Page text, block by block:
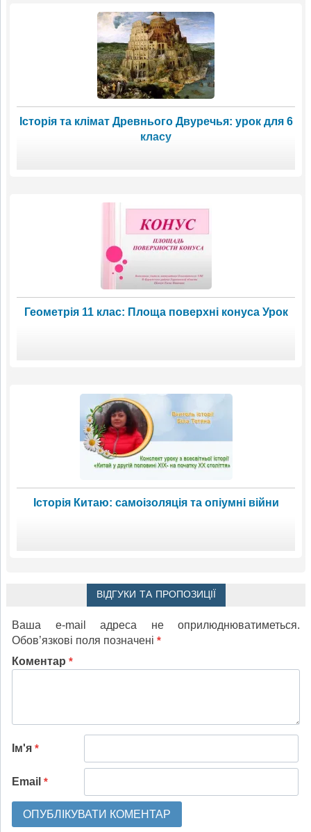
Історія та клімат Древнього Двуречья: урок для 6
класу
Геометрія 11 клас: Площа поверхні конуса Урок
Історія Китаю: самоізоляція та опіумні війни
ВІДГУКИ ТА ПРОПОЗИЦІЇ
Ваша e-mail адреса не оприлюднюватиметься.
Обов’язкові поля позначені *
Коментар *
Ім'я *
Email *